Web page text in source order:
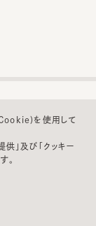
を使用して
」及び「クッキー
。